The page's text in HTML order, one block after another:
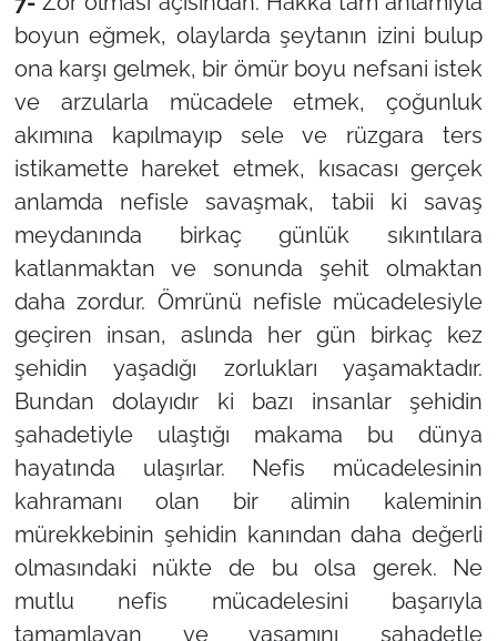
boyun eğmek, olaylarda şeytanın izini bulup
ona karşı gelmek, bir ömür boyu nefsani istek
ve arzularla mücadele etmek, çoğunluk
akımına kapılmayıp sele ve rüzgara ters
istikamette hareket etmek, kısacası gerçek
anlamda nefisle savaşmak, tabii ki savaş
meydanında birkaç günlük sıkıntılara
katlanmaktan ve sonunda şehit olmaktan
daha zordur. Ömrünü nefisle mücadelesiyle
geçiren insan, aslında her gün birkaç kez
şehidin yaşadığı zorlukları yaşamaktadır.
Bundan dolayıdır ki bazı insanlar şehidin
şahadetiyle ulaştığı makama bu dünya
hayatında ulaşırlar. Nefis mücadelesinin
kahramanı olan bir alimin kaleminin
mürekkebinin şehidin kanından daha değerli
olmasındaki nükte de bu olsa gerek. Ne
mutlu nefis mücadelesini başarıyla
tamamlayan ve yaşamını şahadetle